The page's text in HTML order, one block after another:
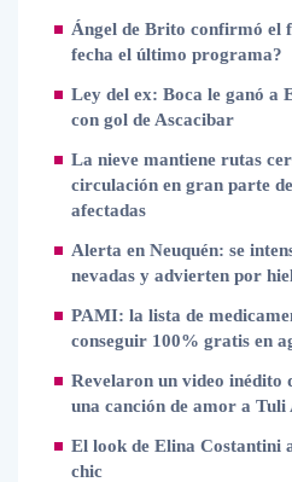
Ángel de Brito confirmó el
fecha el último programa?
Ley del ex: Boca le ganó a
con gol de Ascacibar
La nieve mantiene rutas
circulación en gran parte
afectadas
Alerta en Neuquén: se
nevadas y advierten por
PAMI: la lista de
conseguir 100% gratis en
Revelaron un video inédito
una canción de amor a Tuli
El look de Elina Costantini
chic